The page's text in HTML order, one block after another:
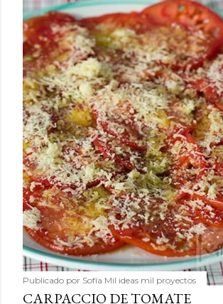
Publicado por Sofía Mil ideas mil proyectos
CARPACCIO DE TOMATE